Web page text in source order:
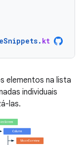
. kt
elementos na lista
individuais
las.